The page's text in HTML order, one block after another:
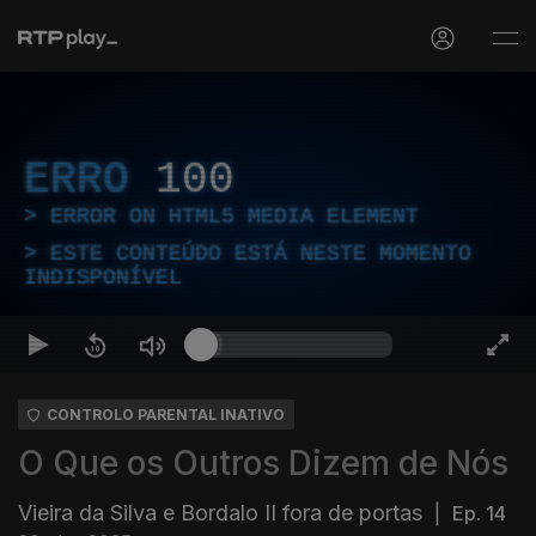
ERRO 100
ERROR ON HTML5 MEDIA ELEMENT
ESTE CONTEÚDO ESTÁ NESTE MOMENTO
INDISPONÍVEL
CONTROLO PARENTAL INATIVO
O Que os Outros Dizem de Nós
Vieira da Silva e Bordalo II fora de portas
Ep. 14